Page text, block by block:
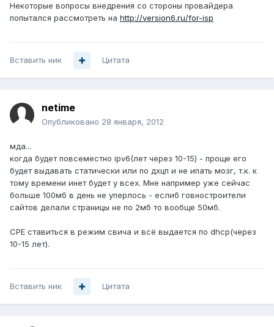
Некоторые вопросы внедрения со стороны провайдера
попытался рассмотреть на http://version6.ru/for-isp
Вставить ник Цитата
netime
Опубликовано 28 января, 2012
мда...
когда будет повсеместно ipv6(лет через 10-15) - проще его
будет выдавать статически или по дхцп и не ипать мозг, т.к. к
тому времени инет будет у всех. Мне например уже сейчас
больше 100мб в день не уперлось - еслиб говностроители
сайтов делали страницы не по 2мб то вообще 50мб.
CPE ставиться в режим свича и всё выдается по dhcp(через
10-15 лет).
Вставить ник Цитата